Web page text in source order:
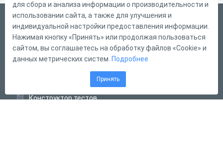
Русский
Справка
Форма обратной связи
Конструктор тестов
для сбора и анализа информации о производительности и
использовании сайта, а также для улучшения и
индивидуальной настройки предоставления информации.
Нажимая кнопку «Принять» или продолжая пользоваться
сайтом, вы соглашаетесь на обработку файлов «Cookie» и
данных метрических систем. Подробнее
Принять